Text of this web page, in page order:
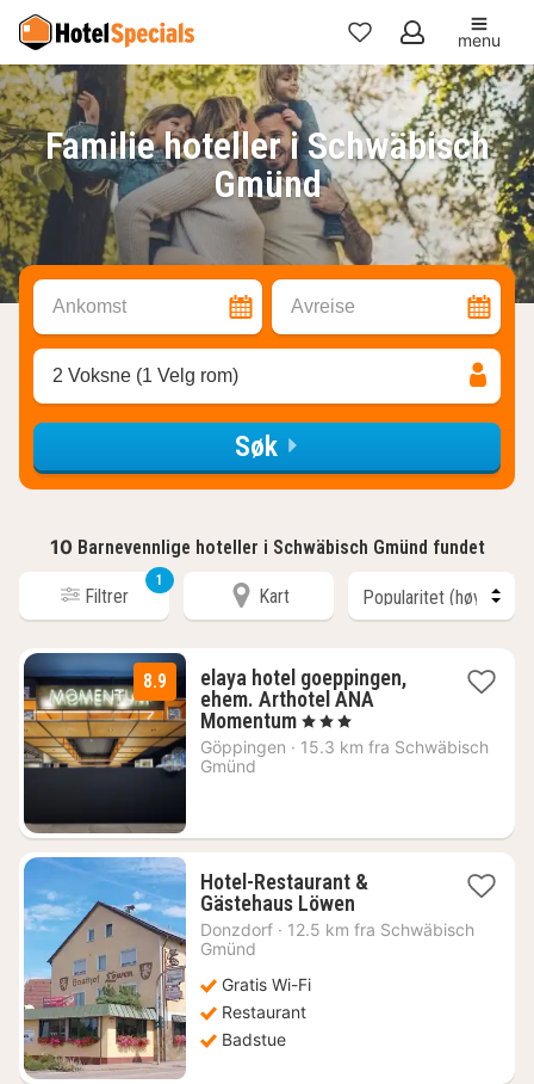
Mine
favoritter
menu
Familie hoteller i Schwäbisch
Gmünd
Ankomst Avreise
2 Voksne (1 Velg rom)
Søk
10 Barnevennlige hoteller i Schwäbisch Gmünd fundet
Filtrer
1
Kart
8.9
elaya hotel goeppingen,
ehem. Arthotel ANA
Momentum1
natt
, 3 Stjerner
Göppingen · 15.3 km fra Schwäbisch
Gmünd
Hotel-Restaurant &
Gästehaus Löwen1
natt
Donzdorf · 12.5 km fra Schwäbisch
Gmünd
Gratis Wi-Fi
Restaurant
Badstue